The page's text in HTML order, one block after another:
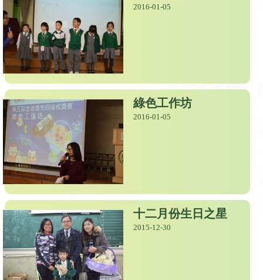
2016-01-05
綠色工作坊
2016-01-05
十二月份生日之星
2015-12-30